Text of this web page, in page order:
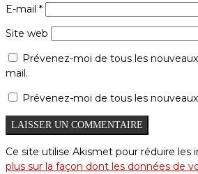
E-mail *
Site web
Prévenez-moi de tous les
mail.
Prévenez-moi de tous les
Ce site utilise Akismet pour réduire les
plus sur la façon dont les données de